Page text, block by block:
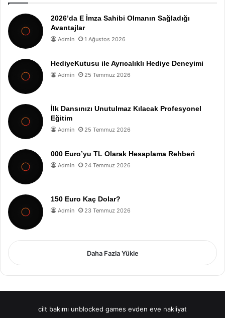
2026’da E İmza Sahibi Olmanın Sağladığı
Avantajlar
Admin 1 Ağustos 2026
HediyeKutusu ile Ayrıcalıklı Hediye Deneyimi
Admin 25 Temmuz 2026
İlk Dansınızı Unutulmaz Kılacak Profesyonel
Eğitim
Admin 25 Temmuz 2026
000 Euro’yu TL Olarak Hesaplama Rehberi
Admin 24 Temmuz 2026
150 Euro Kaç Dolar?
Admin 23 Temmuz 2026
Daha Fazla Yükle
cilt bakımı unblocked games evden eve nakliyat